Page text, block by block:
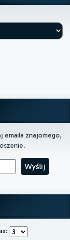
emaila znajomego,